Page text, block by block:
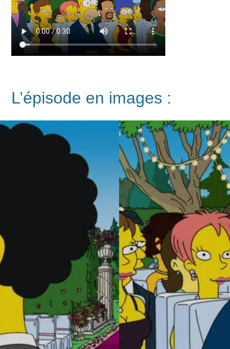
L’épisode en images :